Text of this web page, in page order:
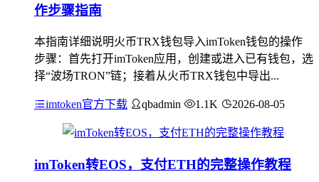
作步骤指南
本指南详细说明火币TRX钱包导入imToken钱包的操作
步骤：首先打开imToken应用，创建或进入已有钱包，选
择“波场TRON”链；接着从火币TRX钱包中导出...
imtoken官方下载 qbadmin 1.1K 2026-08-05
imToken转EOS，支付ETH的完整操作教程